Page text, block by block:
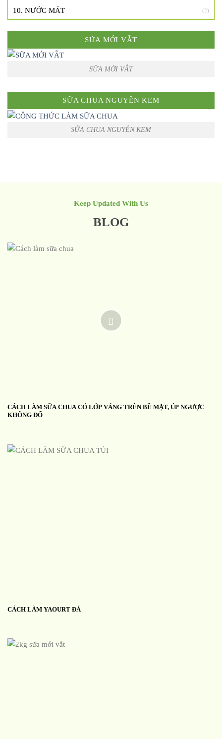
10. NƯỚC MÁT (2)
SỮA MỚI VẮT
SỮA MỚI VẮT
SỮA CHUA NGUYÊN KEM
SỮA CHUA NGUYÊN KEM
Keep Updated With Us
BLOG
CÁCH LÀM SỮA CHUA CÓ LỚP VÁNG TRÊN BỀ MẶT, ÚP NGƯỢC
KHÔNG ĐỔ
CÁCH LÀM YAOURT ĐÁ